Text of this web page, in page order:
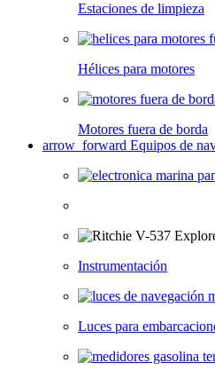
Estaciones de limpieza
Hélices para motores
Motores fuera de borda
arrow_forward Equipos de
Instrumentación
Luces para